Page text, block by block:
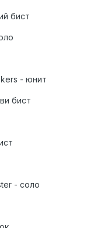
бист
- юнит
бист
- соло